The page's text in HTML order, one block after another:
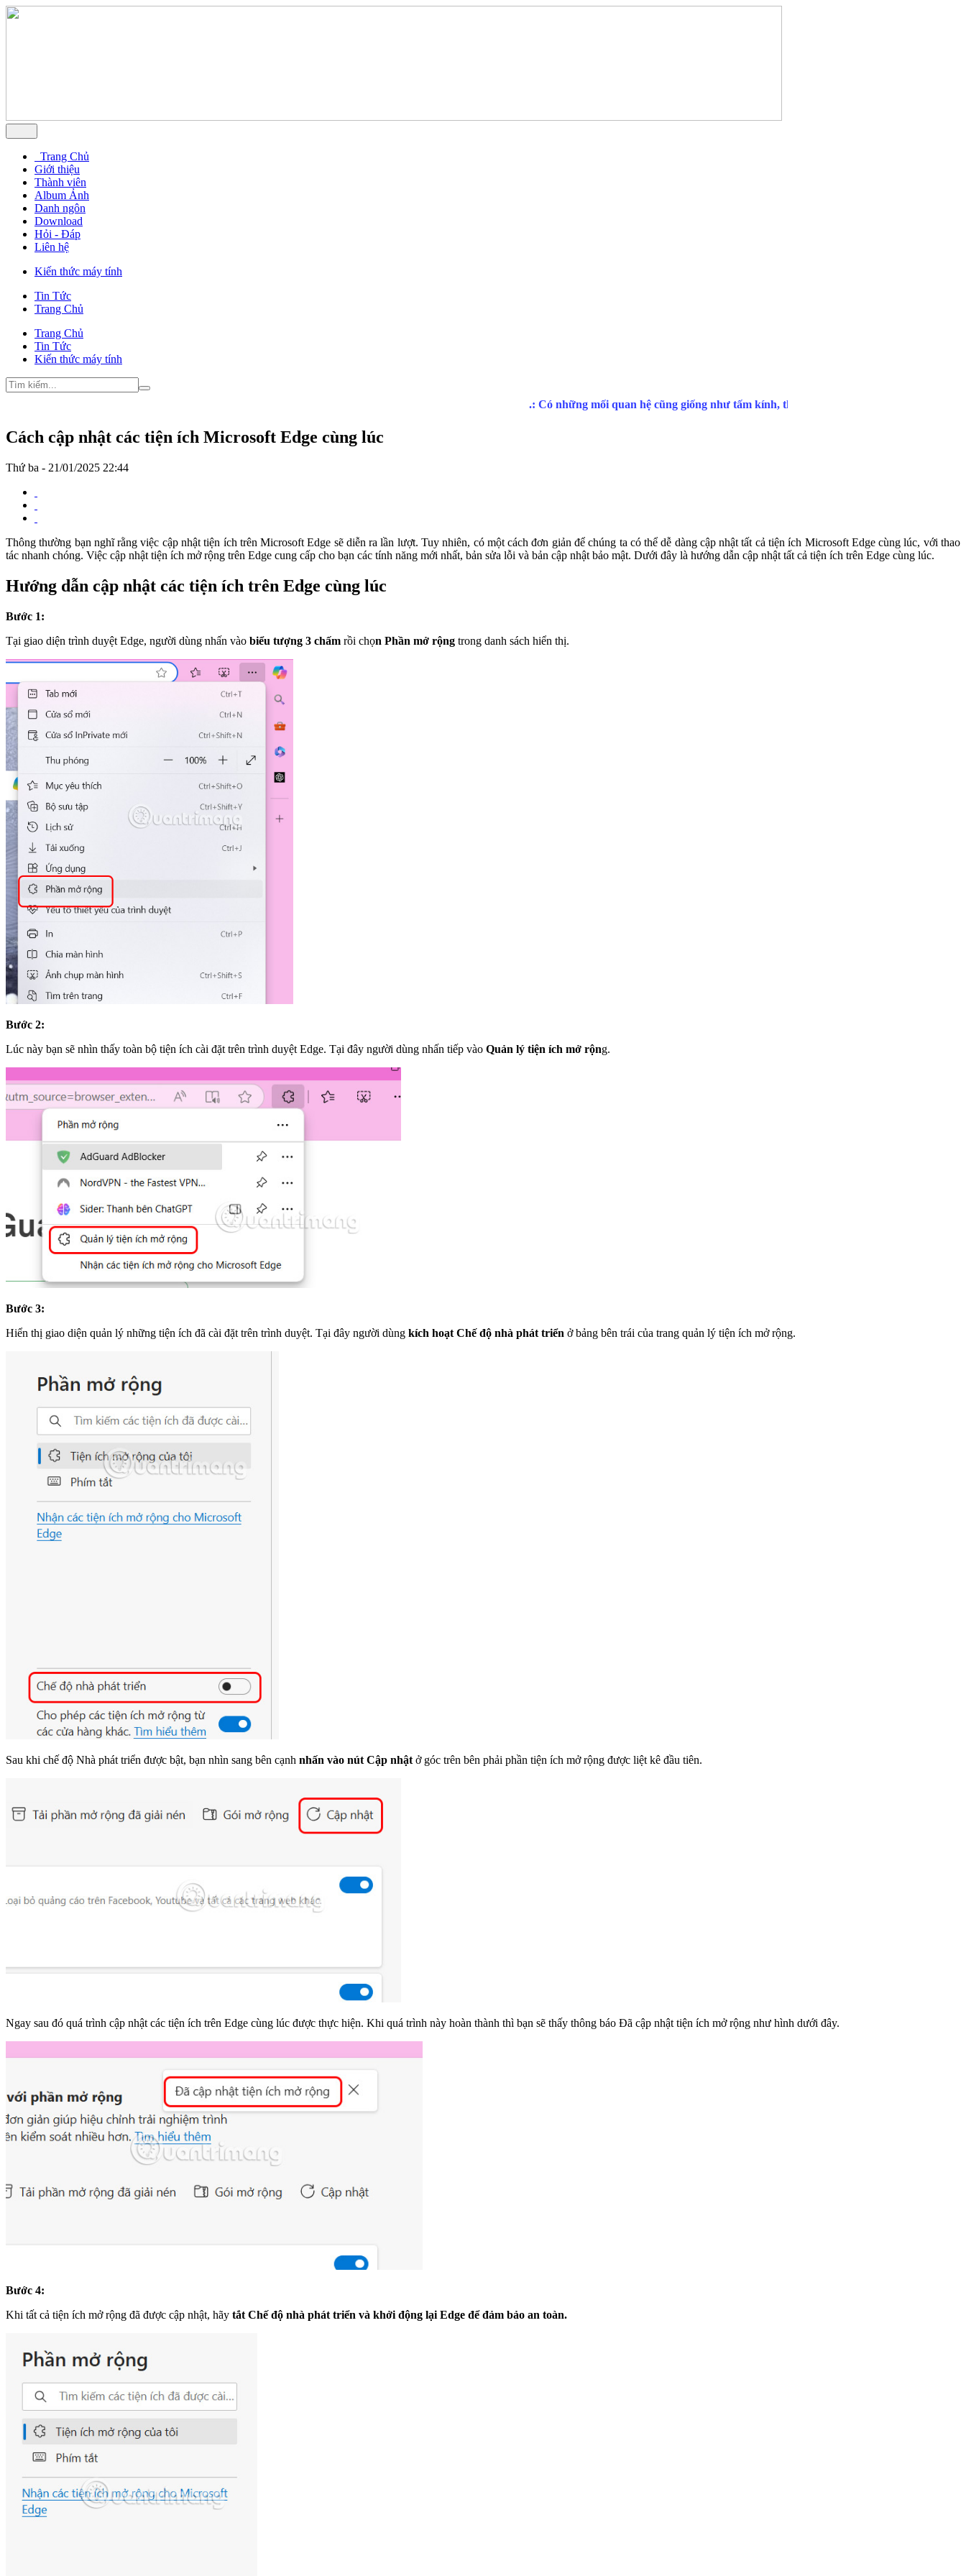
Trang Chủ
Giới thiệu
Thành viên
Album Ảnh
Danh ngôn
Download
Hỏi - Đáp
Liên hệ
Kiến thức máy tính
Tin Tức
Trang Chủ
Trang Chủ
Tin Tức
Kiến thức máy tính
Cách cập nhật các tiện ích Microsoft Edge cùng lúc
Thứ ba - 21/01/2025 22:44
Thông thường bạn nghĩ rằng việc cập nhật tiện ích trên Microsoft Edge sẽ diễn ra lần lượt. Tuy nhiên, có một cách đơn giản để chúng ta có thể dễ dàng cập nhật tất cả tiện ích Microsoft Edge cùng lúc, với thao
tác nhanh chóng. Việc cập nhật tiện ích mở rộng trên Edge cung cấp cho bạn các tính năng mới nhất, bản sửa lỗi và bản cập nhật bảo mật. Dưới đây là hướng dẫn cập nhật tất cả tiện ích trên Edge cùng lúc.
Hướng dẫn cập nhật các tiện ích trên Edge cùng lúc
Bước 1:
Tại giao diện trình duyệt Edge, người dùng nhấn vào biểu tượng 3 chấm rồi chọn Phần mở rộng trong danh sách hiển thị.
Bước 2:
Lúc này bạn sẽ nhìn thấy toàn bộ tiện ích cài đặt trên trình duyệt Edge. Tại đây người dùng nhấn tiếp vào Quản lý tiện ích mở rộng.
Bước 3:
Hiển thị giao diện quản lý những tiện ích đã cài đặt trên trình duyệt. Tại đây người dùng kích hoạt Chế độ nhà phát triển ở bảng bên trái của trang quản lý tiện ích mở rộng.
Sau khi chế độ Nhà phát triển được bật, bạn nhìn sang bên cạnh nhấn vào nút Cập nhật ở góc trên bên phải phần tiện ích mở rộng được liệt kê đầu tiên.
Ngay sau đó quá trình cập nhật các tiện ích trên Edge cùng lúc được thực hiện. Khi quá trình này hoàn thành thì bạn sẽ thấy thông báo Đã cập nhật tiện ích mở rộng như hình dưới đây.
Bước 4:
Khi tất cả tiện ích mở rộng đã được cập nhật, hãy tắt Chế độ nhà phát triển và khởi động lại Edge để đảm bảo an toàn.